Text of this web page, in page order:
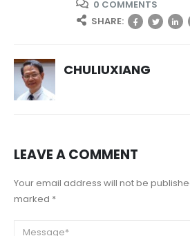
0 COMMENTS
SHARE:
CHULIUXIANG
LEAVE A COMMENT
Your email address will not be
marked *